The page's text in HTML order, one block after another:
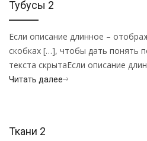
Тубусы 2
Если описание длинное –
скобках […], чтобы дать понять
текста скрытаЕсли описание
Читать далее
Ткани 2